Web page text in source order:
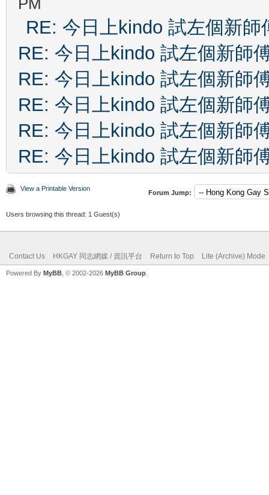
RE: 今日上kindo 試左個新師
RE: 今日上kindo 試左個新師
RE: 今日上kindo 試左個新師
RE: 今日上kindo 試左個新師
RE: 今日上kindo 試左個新師
RE: 今日上kindo 試左個新師
View a Printable Version
Forum Jump:
Users browsing this thread: 1 Guest(s)
Contact Us HKGAY 同志網媒 / 資訊平台 Return to Top Lite (Archive) Mode
Powered By MyBB , © 2002-2026 MyBB Group